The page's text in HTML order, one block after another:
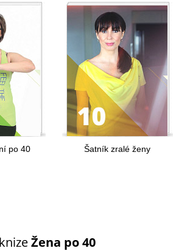
po 40 Šatník zralé ženy
Žena po 40